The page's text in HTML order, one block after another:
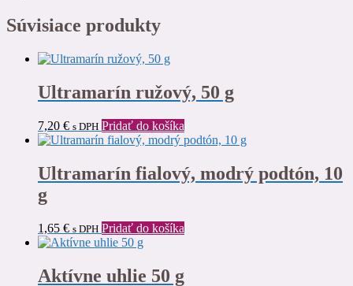
Súvisiace produkty
Ultramarín ružový, 50 g
7,20 € s DPH Pridať do košíka
Ultramarín fialový, modrý podtón, 10
g
1,65 € s DPH Pridať do košíka
Aktívne uhlie 50 g